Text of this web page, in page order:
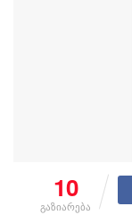
10
გაზიარება